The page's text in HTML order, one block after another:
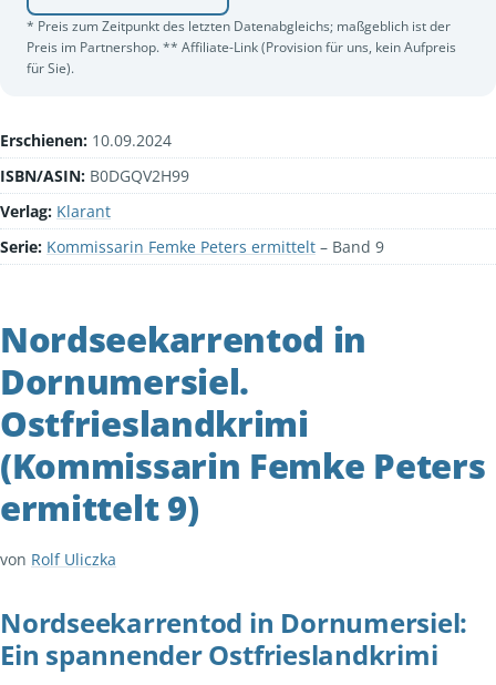
* Preis zum Zeitpunkt des letzten Datenabgleichs; maßgeblich ist der
Preis im Partnershop. ** Affiliate-Link (Provision für uns, kein Aufpreis
für Sie).
Erschienen: 10.09.2024
ISBN/ASIN: B0DGQV2H99
Verlag: Klarant
Serie: Kommissarin Femke Peters ermittelt – Band 9
Nordseekarrentod in
Dornumersiel.
Ostfrieslandkrimi
(Kommissarin Femke Peters
ermittelt 9)
von Rolf Uliczka
Nordseekarrentod in Dornumersiel:
Ein spannender Ostfrieslandkrimi